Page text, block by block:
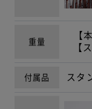
重量
【
【
付属品 スタ